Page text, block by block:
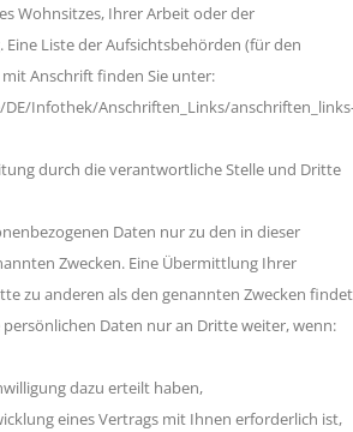
Wohnsitzes, Ihrer Arbeit oder der
Liste der Aufsichtsbehörden (für den
Anschrift finden Sie unter:
Infothek/Anschriften_Links/
durch die verantwortliche Stelle und Dritte
Daten nur zu den in dieser
Zwecken. Eine Übermittlung Ihrer
zu anderen als den genannten Zwecken findet
Daten nur an Dritte weiter, wenn:
dazu erteilt haben,
eines Vertrags mit Ihnen erforderlich ist,